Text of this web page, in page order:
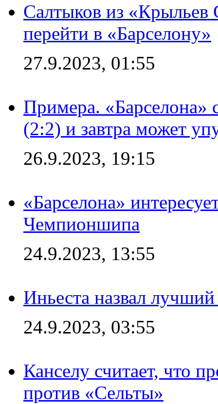
Салтыков из «Крыльев
перейти в «Барселону»
27.9.2023, 01:55
Примера. «Барселона»
(2:2) и завтра может
26.9.2023, 19:15
«Барселона»
Чемпионшипа
24.9.2023, 13:55
Иньеста назвал
24.9.2023, 03:55
Канселу считает, что
против «Сельты»